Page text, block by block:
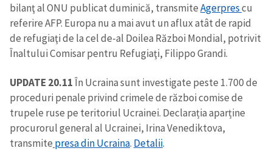
bilanţ al ONU publicat duminică, transmiteAgerprescu
referire AFP. Europa nu a mai avut un aflux atât de rapid
de refugiaţi de la cel de-al Doilea Război Mondial, potrivit
Înaltului Comisar pentru Refugiaţi, Filippo Grandi.
UPDATE 20.11În Ucraina sunt investigate peste 1.700 de
proceduri penale privind crimele de război comise de
trupele ruse pe teritoriul Ucrainei. Declarația aparține
procurorul general al Ucrainei, Irina Venediktova,
transmite presa din Ucraina. Detalii.